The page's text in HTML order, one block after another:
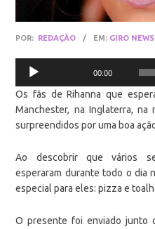
POR: REDAÇÃO / EM: GIRO NEWS
Tocador
áudio
00:00
Os fãs de Rihanna que
Manchester, na Inglaterra, na
surpreendidos por uma boa
Ao descobrir que vários
esperaram durante todo o dia
especial para eles: pizza e
O presente foi enviado junto